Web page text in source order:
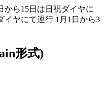
から15日は日祝ダイヤに
イヤにて運行 1月1日から3
形式)